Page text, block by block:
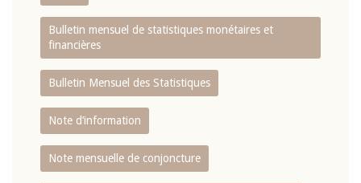
Bulletin mensuel de statistiques monétaires et
financières
Bulletin Mensuel des Statistiques
Note d’information
Note mensuelle de conjoncture